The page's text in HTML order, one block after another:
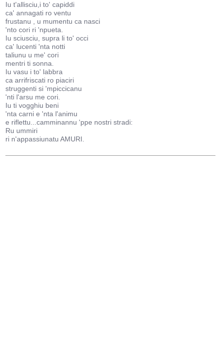
Iu t'allisciu,i to' capiddi
ca' annagati ro ventu
frustanu , u mumentu ca nasci
'nto cori ri 'npueta.
Iu sciusciu, supra li to' occi
ca' lucenti 'nta notti
taliunu u me' cori
mentri ti sonna.
Iu vasu i to' labbra
ca arrifriscati ro piaciri
struggenti si 'mpiccicanu
'nti l'arsu me cori.
Iu ti vogghiu beni
'nta carni e 'nta l'animu
e riflettu...camminannu 'ppe nostri stradi:
Ru ummiri
ri n'appassiunatu AMURI.